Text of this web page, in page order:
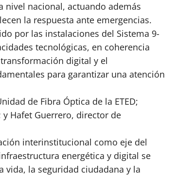
nivel nacional, actuando además
la respuesta ante emergencias.
por las instalaciones del Sistema 9-
tecnológicas, en coherencia
digital y el
para garantizar una atención
de Fibra Óptica de la ETED;
Hafet Guerrero, director de
interinstitucional como eje del
energética y digital se
la seguridad ciudadana y la